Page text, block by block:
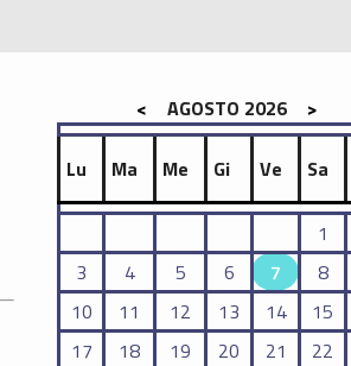
< AGOSTO 2026 >
Lu Ma Me Gi Ve Sa
1
3
4 5 6 7 8
10
11 12 13 14 15
17
18 19 20 21 22